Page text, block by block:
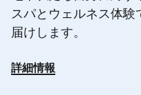
スパとウェルネス体験
届けします。
詳細情報